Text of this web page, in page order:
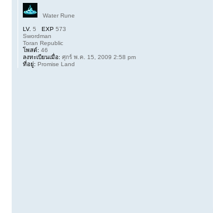
Water Rune
LV. 5 EXP 573
Swordman
Toran Republic
โพสต์: 46
ลงทะเบียนเมื่อ: ศุกร์ พ.ค. 15, 2009 2:58 pm
ที่อยู่: Promise Land